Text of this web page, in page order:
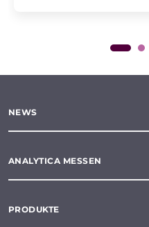
NEWS
ANALYTICA MESSEN
PRODUKTE